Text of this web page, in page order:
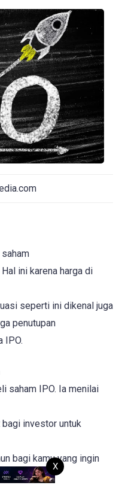
ini karena harga di
seperti ini dikenal juga
penutupan
IPO.
saham IPO. Ia menilai
investor untuk
bagi kamu yang ingin
X